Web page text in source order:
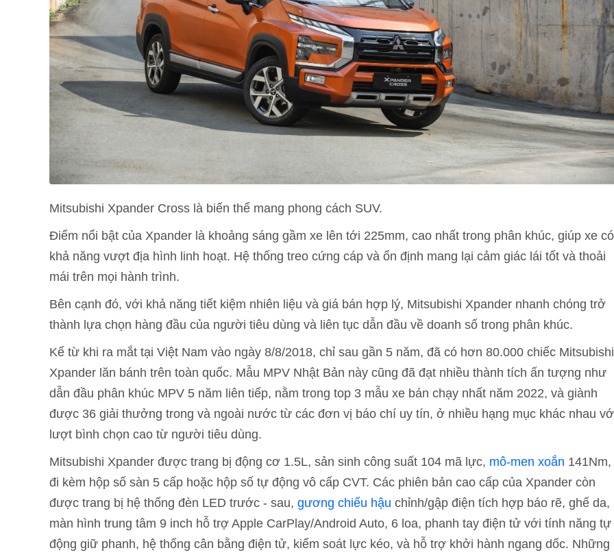
Mitsubishi Xpander Cross là biến thể mang phong cách SUV.
Điểm nổi bật của Xpander là khoảng sáng gầm xe lên tới 225mm, cao nhất trong phân khúc, giúp xe có
khả năng vượt địa hình linh hoạt. Hệ thống treo cứng cáp và ổn định mang lại cảm giác lái tốt và thoải
mái trên mọi hành trình.
Bên cạnh đó, với khả năng tiết kiệm nhiên liệu và giá bán hợp lý, Mitsubishi Xpander nhanh chóng trở
thành lựa chọn hàng đầu của người tiêu dùng và liên tục dẫn đầu về doanh số trong phân khúc.
Kể từ khi ra mắt tại Việt Nam vào ngày 8/8/2018, chỉ sau gần 5 năm, đã có hơn 80.000 chiếc Mitsubishi
Xpander lăn bánh trên toàn quốc. Mẫu MPV Nhật Bản này cũng đã đạt nhiều thành tích ấn tượng như
dẫn đầu phân khúc MPV 5 năm liên tiếp, nằm trong top 3 mẫu xe bán chạy nhất năm 2022, và giành
được 36 giải thưởng trong và ngoài nước từ các đơn vị báo chí uy tín, ở nhiều hạng mục khác nhau
lượt bình chọn cao từ người tiêu dùng.
Mitsubishi Xpander được trang bị động cơ 1.5L, sản sinh công suất 104 mã lực, mô-men xoắn 141Nm,
đi kèm hộp số sàn 5 cấp hoặc hộp số tự động vô cấp CVT. Các phiên bản cao cấp của Xpander còn
được trang bị hệ thống đèn LED trước - sau, gương chiếu hậu chỉnh/gập điện tích hợp báo rẽ, ghế da,
màn hình trung tâm 9 inch hỗ trợ Apple CarPlay/Android Auto, 6 loa, phanh tay điện tử với tính năng tự
động giữ phanh, hệ thống cân bằng điện tử, kiểm soát lực kéo, và hỗ trợ khởi hành ngang dốc. Những